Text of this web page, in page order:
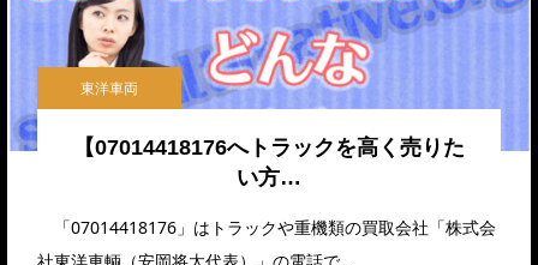
東洋車両
【07014418176へトラックを高く売りた
い方…
「07014418176」はトラックや重機類の買取会社「株式会